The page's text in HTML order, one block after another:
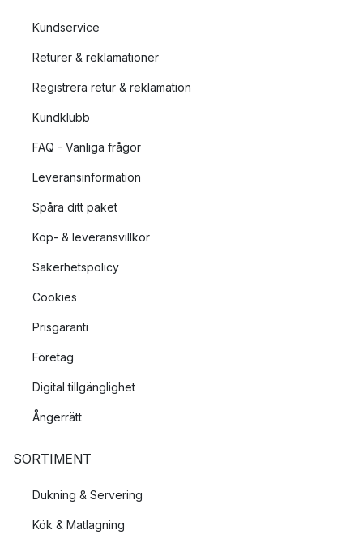
Kundservice
Returer & reklamationer
Registrera retur & reklamation
Kundklubb
FAQ - Vanliga frågor
Leveransinformation
Spåra ditt paket
Köp- & leveransvillkor
Säkerhetspolicy
Cookies
Prisgaranti
Företag
Digital tillgänglighet
Ångerrätt
SORTIMENT
Dukning & Servering
Kök & Matlagning